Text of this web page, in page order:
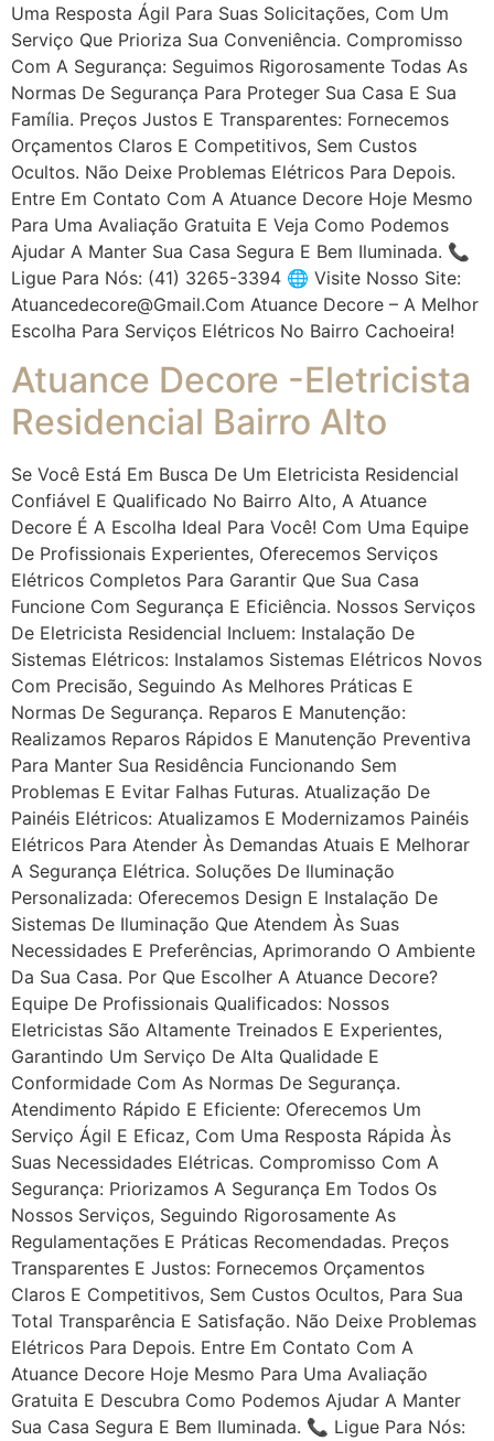
Uma Resposta Ágil Para Suas Solicitações, Com Um
Serviço Que Prioriza Sua Conveniência. Compromisso
Com A Segurança: Seguimos Rigorosamente Todas As
Normas De Segurança Para Proteger Sua Casa E Sua
Família. Preços Justos E Transparentes: Fornecemos
Orçamentos Claros E Competitivos, Sem Custos
Ocultos. Não Deixe Problemas Elétricos Para Depois.
Entre Em Contato Com A Atuance Decore Hoje Mesmo
Para Uma Avaliação Gratuita E Veja Como Podemos
Ajudar A Manter Sua Casa Segura E Bem Iluminada. 📞
Ligue Para Nós: (41) 3265-3394 🌐 Visite Nosso Site:
Atuancedecore@gmail.com Atuance Decore – A Melhor
Escolha Para Serviços Elétricos No Bairro Cachoeira!
Atuance Decore -Eletricista
Residencial Bairro Alto
Se Você Está Em Busca De Um Eletricista Residencial
Confiável E Qualificado No Bairro Alto, A Atuance
Decore É A Escolha Ideal Para Você! Com Uma Equipe
De Profissionais Experientes, Oferecemos Serviços
Elétricos Completos Para Garantir Que Sua Casa
Funcione Com Segurança E Eficiência. Nossos Serviços
De Eletricista Residencial Incluem: Instalação De
Sistemas Elétricos: Instalamos Sistemas Elétricos Novos
Com Precisão, Seguindo As Melhores Práticas E
Normas De Segurança. Reparos E Manutenção:
Realizamos Reparos Rápidos E Manutenção Preventiva
Para Manter Sua Residência Funcionando Sem
Problemas E Evitar Falhas Futuras. Atualização De
Painéis Elétricos: Atualizamos E Modernizamos Painéis
Elétricos Para Atender Às Demandas Atuais E Melhorar
A Segurança Elétrica. Soluções De Iluminação
Personalizada: Oferecemos Design E Instalação De
Sistemas De Iluminação Que Atendem Às Suas
Necessidades E Preferências, Aprimorando O Ambiente
Da Sua Casa. Por Que Escolher A Atuance Decore?
Equipe De Profissionais Qualificados: Nossos
Eletricistas São Altamente Treinados E Experientes,
Garantindo Um Serviço De Alta Qualidade E
Conformidade Com As Normas De Segurança.
Atendimento Rápido E Eficiente: Oferecemos Um
Serviço Ágil E Eficaz, Com Uma Resposta Rápida Às
Suas Necessidades Elétricas. Compromisso Com A
Segurança: Priorizamos A Segurança Em Todos Os
Nossos Serviços, Seguindo Rigorosamente As
Regulamentações E Práticas Recomendadas. Preços
Transparentes E Justos: Fornecemos Orçamentos
Claros E Competitivos, Sem Custos Ocultos, Para Sua
Total Transparência E Satisfação. Não Deixe Problemas
Elétricos Para Depois. Entre Em Contato Com A
Atuance Decore Hoje Mesmo Para Uma Avaliação
Gratuita E Descubra Como Podemos Ajudar A Manter
Sua Casa Segura E Bem Iluminada. 📞 Ligue Para Nós: